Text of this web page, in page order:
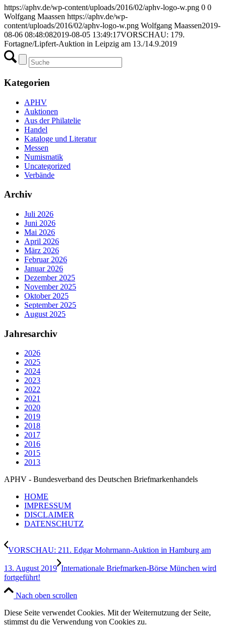
https://aphv.de/wp-content/uploads/2016/02/aphv-logo-w.png 0 0
Wolfgang Maassen https://aphv.de/wp-
content/uploads/2016/02/aphv-logo-w.png Wolfgang Maassen2019-
08-06 08:48:082019-08-05 13:49:17VORSCHAU: 179.
Fortagne/Lipfert-Auktion in Leipzig am 13./14.9.2019
Kategorien
APHV
Auktionen
Aus der Philatelie
Handel
Kataloge und Literatur
Messen
Numismatik
Uncategorized
Verbände
Archiv
Juli 2026
Juni 2026
Mai 2026
April 2026
März 2026
Februar 2026
Januar 2026
Dezember 2025
November 2025
Oktober 2025
September 2025
August 2025
Jahresarchiv
2026
2025
2024
2023
2022
2021
2020
2019
2018
2017
2016
2015
2013
APHV - Bundesverband des Deutschen Briefmarkenhandels
HOME
IMPRESSUM
DISCLAIMER
DATENSCHUTZ
VORSCHAU: 211. Edgar Mohrmann-Auktion in Hamburg am
13. August 2019 Internationale Briefmarken-Börse München wird
fortgeführt!
Nach oben scrollen
Diese Seite verwendet Cookies. Mit der Weiternutzung der Seite,
stimmst du die Verwendung von Cookies zu.